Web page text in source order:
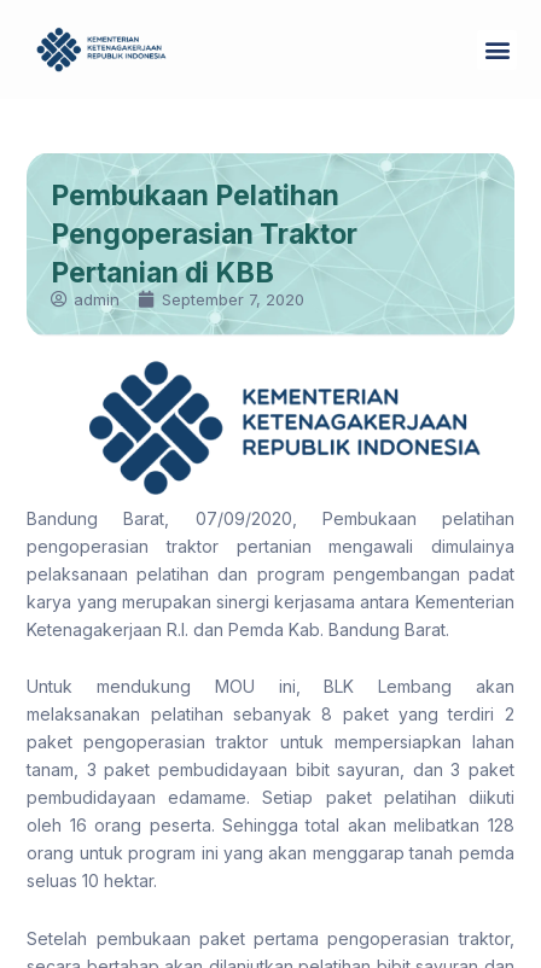
content
Pembukaan Pelatihan
Pengoperasian Traktor
Pertanian di KBB
admin September 7, 2020
Bandung Barat, 07/09/2020, Pembukaan pelatihan
pengoperasian traktor pertanian mengawali dimulainya
pelaksanaan pelatihan dan program pengembangan padat
karya yang merupakan sinergi kerjasama antara Kementerian
Ketenagakerjaan R.I. dan Pemda Kab. Bandung Barat.
Untuk mendukung MOU ini, BLK Lembang akan
melaksanakan pelatihan sebanyak 8 paket yang terdiri 2
paket pengoperasian traktor untuk mempersiapkan lahan
tanam, 3 paket pembudidayaan bibit sayuran, dan 3 paket
pembudidayaan edamame. Setiap paket pelatihan diikuti
oleh 16 orang peserta. Sehingga total akan melibatkan 128
orang untuk program ini yang akan menggarap tanah pemda
seluas 10 hektar.
Setelah pembukaan paket pertama pengoperasian traktor,